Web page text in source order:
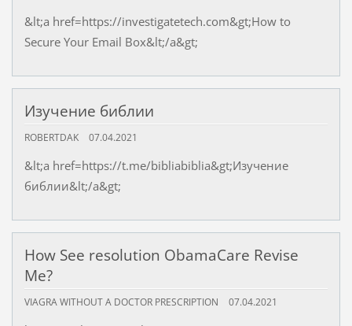
&lt;a href=https://investigatetech.com&gt;How to
Secure Your Email Box&lt;/a&gt;
Изучение библии
ROBERTDAK 07.04.2021
&lt;a href=https://t.me/bibliabiblia&gt;Изучение
библии&lt;/a&gt;
How See resolution ObamaCare Revise
Me?
VIAGRA WITHOUT A DOCTOR PRESCRIPTION 07.04.2021